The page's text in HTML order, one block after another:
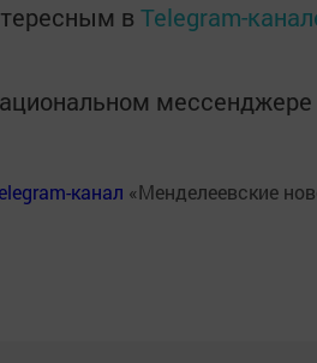
в Telegram-
канал «Менделеевские